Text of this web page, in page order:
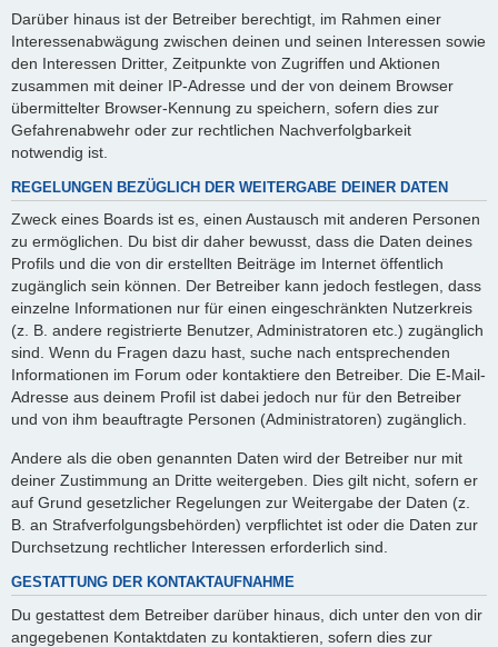
Darüber hinaus ist der Betreiber berechtigt, im Rahmen einer
Interessenabwägung zwischen deinen und seinen Interessen sowie
den Interessen Dritter, Zeitpunkte von Zugriffen und Aktionen
zusammen mit deiner IP-Adresse und der von deinem Browser
übermittelter Browser-Kennung zu speichern, sofern dies zur
Gefahrenabwehr oder zur rechtlichen Nachverfolgbarkeit
notwendig ist.
REGELUNGEN BEZÜGLICH DER WEITERGABE DEINER DATEN
Zweck eines Boards ist es, einen Austausch mit anderen Personen
zu ermöglichen. Du bist dir daher bewusst, dass die Daten deines
Profils und die von dir erstellten Beiträge im Internet öffentlich
zugänglich sein können. Der Betreiber kann jedoch festlegen, dass
einzelne Informationen nur für einen eingeschränkten Nutzerkreis
(z. B. andere registrierte Benutzer, Administratoren etc.) zugänglich
sind. Wenn du Fragen dazu hast, suche nach entsprechenden
Informationen im Forum oder kontaktiere den Betreiber. Die E-Mail-
Adresse aus deinem Profil ist dabei jedoch nur für den Betreiber
und von ihm beauftragte Personen (Administratoren) zugänglich.
Andere als die oben genannten Daten wird der Betreiber nur mit
deiner Zustimmung an Dritte weitergeben. Dies gilt nicht, sofern er
auf Grund gesetzlicher Regelungen zur Weitergabe der Daten (z.
B. an Strafverfolgungsbehörden) verpflichtet ist oder die Daten zur
Durchsetzung rechtlicher Interessen erforderlich sind.
GESTATTUNG DER KONTAKTAUFNAHME
Du gestattest dem Betreiber darüber hinaus, dich unter den von dir
angegebenen Kontaktdaten zu kontaktieren, sofern dies zur